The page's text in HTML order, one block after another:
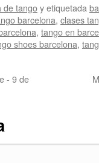
de tangoy etiquetada
barcelona, clases
, tango en
shoes barcelona,
- 9 de